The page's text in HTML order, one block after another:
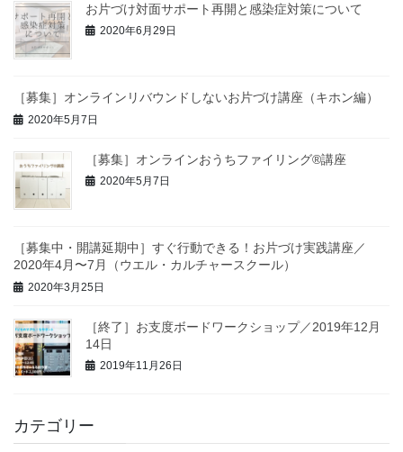
お片づけ対面サポート再開と感染症対策について
2020年6月29日
［募集］オンラインリバウンドしないお片づけ講座（キホン編）
2020年5月7日
［募集］オンラインおうちファイリング®︎講座
2020年5月7日
［募集中・開講延期中］すぐ行動できる！お片づけ実践講座／
2020年4月〜7月（ウエル・カルチャースクール）
2020年3月25日
［終了］お支度ボードワークショップ／2019年12月
14日
2019年11月26日
カテゴリー